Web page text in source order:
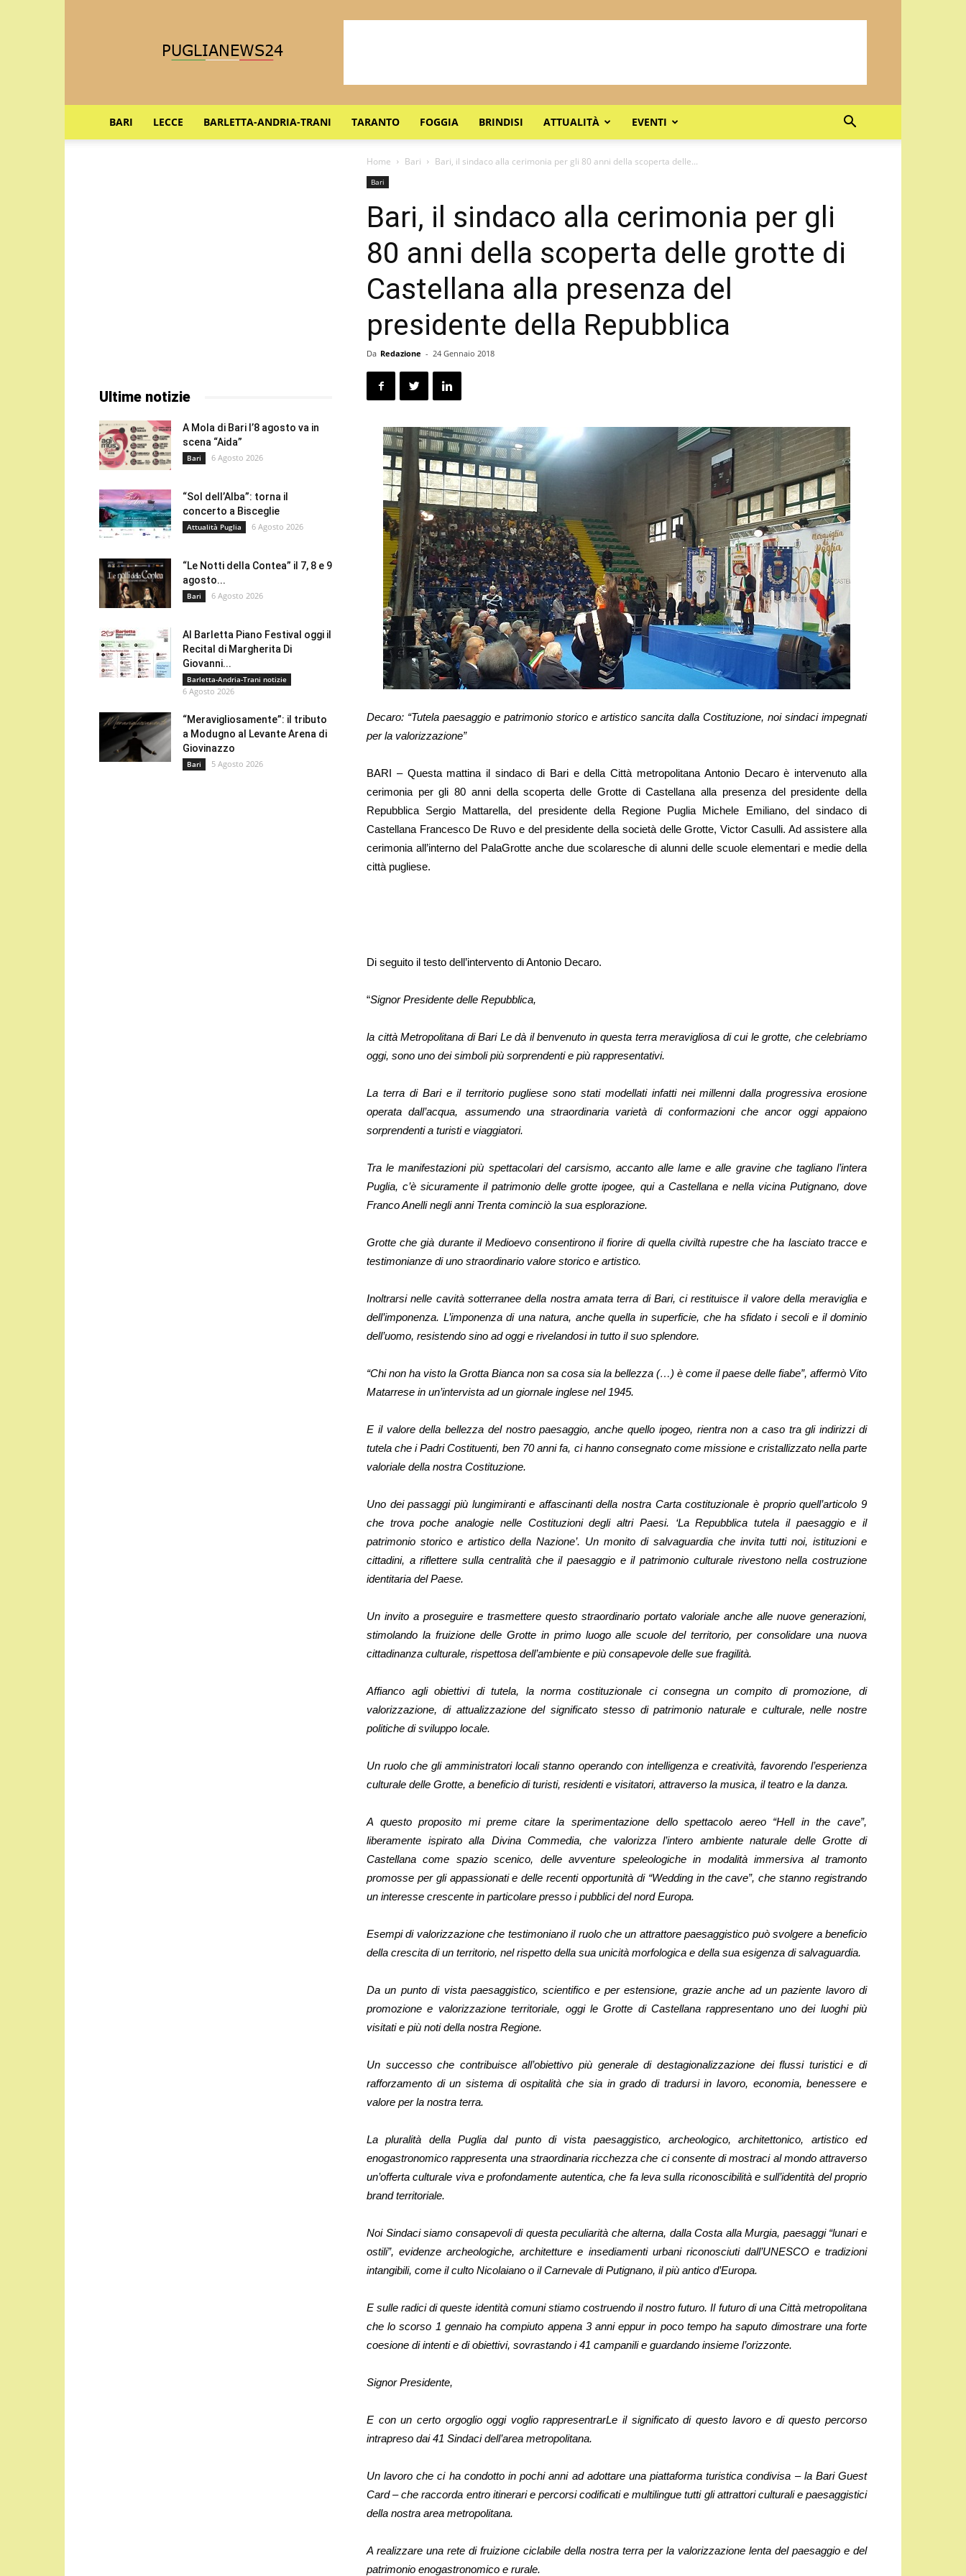
BARI LECCE BARLETTA-ANDRIA-TRANI TARANTO FOGGIA BRINDISI ATTUALITÀ EVENTI
Home Bari Bari, il sindaco alla cerimonia per gli 80 anni della scoperta delle...
Bari
Bari, il sindaco alla cerimonia per gli
80 anni della scoperta delle grotte di
Castellana alla presenza del
presidente della Repubblica
Da Redazione - 24 Gennaio 2018
Decaro: “Tutela paesaggio e patrimonio storico e artistico sancita dalla Costituzione, noi sindaci impegnati
per la valorizzazione”
BARI – Questa mattina il sindaco di Bari e della Città metropolitana Antonio Decaro è intervenuto alla
cerimonia per gli 80 anni della scoperta delle Grotte di Castellana alla presenza del presidente della
Repubblica Sergio Mattarella, del presidente della Regione Puglia Michele Emiliano, del sindaco di
Castellana Francesco De Ruvo e del presidente della società delle Grotte, Victor Casulli. Ad assistere alla
cerimonia all’interno del PalaGrotte anche due scolaresche di alunni delle scuole elementari e medie della
città pugliese.
Di seguito il testo dell’intervento di Antonio Decaro.
“Signor Presidente delle Repubblica,
la città Metropolitana di Bari Le dà il benvenuto in questa terra meravigliosa di cui le grotte, che celebriamo
oggi, sono uno dei simboli più sorprendenti e più rappresentativi.
La terra di Bari e il territorio pugliese sono stati modellati infatti nei millenni dalla progressiva erosione
operata dall’acqua, assumendo una straordinaria varietà di conformazioni che ancor oggi appaiono
sorprendenti a turisti e viaggiatori.
Tra le manifestazioni più spettacolari del carsismo, accanto alle lame e alle gravine che tagliano l’intera
Puglia, c’è sicuramente il patrimonio delle grotte ipogee, qui a Castellana e nella vicina Putignano, dove
Franco Anelli negli anni Trenta cominciò la sua esplorazione.
Grotte che già durante il Medioevo consentirono il fiorire di quella civiltà rupestre che ha lasciato tracce e
testimonianze di uno straordinario valore storico e artistico.
Inoltrarsi nelle cavità sotterranee della nostra amata terra di Bari, ci restituisce il valore della meraviglia e
dell’imponenza. L’imponenza di una natura, anche quella in superficie, che ha sfidato i secoli e il dominio
dell’uomo, resistendo sino ad oggi e rivelandosi in tutto il suo splendore.
“Chi non ha visto la Grotta Bianca non sa cosa sia la bellezza (…) è come il paese delle fiabe”, affermò Vito
Matarrese in un’intervista ad un giornale inglese nel 1945.
E il valore della bellezza del nostro paesaggio, anche quello ipogeo, rientra non a caso tra gli indirizzi di
tutela che i Padri Costituenti, ben 70 anni fa, ci hanno consegnato come missione e cristallizzato nella parte
valoriale della nostra Costituzione.
Uno dei passaggi più lungimiranti e affascinanti della nostra Carta costituzionale è proprio quell’articolo 9
che trova poche analogie nelle Costituzioni degli altri Paesi. ‘La Repubblica tutela il paesaggio e il
patrimonio storico e artistico della Nazione’. Un monito di salvaguardia che invita tutti noi, istituzioni e
cittadini, a riflettere sulla centralità che il paesaggio e il patrimonio culturale rivestono nella costruzione
identitaria del Paese.
Un invito a proseguire e trasmettere questo straordinario portato valoriale anche alle nuove generazioni,
stimolando la fruizione delle Grotte in primo luogo alle scuole del territorio, per consolidare una nuova
cittadinanza culturale, rispettosa dell’ambiente e più consapevole delle sue fragilità.
Affianco agli obiettivi di tutela, la norma costituzionale ci consegna un compito di promozione, di
valorizzazione, di attualizzazione del significato stesso di patrimonio naturale e culturale, nelle nostre
politiche di sviluppo locale.
Un ruolo che gli amministratori locali stanno operando con intelligenza e creatività, favorendo l’esperienza
culturale delle Grotte, a beneficio di turisti, residenti e visitatori, attraverso la musica, il teatro e la danza.
A questo proposito mi preme citare la sperimentazione dello spettacolo aereo “Hell in the cave”,
liberamente ispirato alla Divina Commedia, che valorizza l’intero ambiente naturale delle Grotte di
Castellana come spazio scenico, delle avventure speleologiche in modalità immersiva al tramonto
promosse per gli appassionati e delle recenti opportunità di “Wedding in the cave”, che stanno registrando
un interesse crescente in particolare presso i pubblici del nord Europa.
Esempi di valorizzazione che testimoniano il ruolo che un attrattore paesaggistico può svolgere a beneficio
della crescita di un territorio, nel rispetto della sua unicità morfologica e della sua esigenza di salvaguardia.
Da un punto di vista paesaggistico, scientifico e per estensione, grazie anche ad un paziente lavoro di
promozione e valorizzazione territoriale, oggi le Grotte di Castellana rappresentano uno dei luoghi più
visitati e più noti della nostra Regione.
Un successo che contribuisce all’obiettivo più generale di destagionalizzazione dei flussi turistici e di
rafforzamento di un sistema di ospitalità che sia in grado di tradursi in lavoro, economia, benessere e
valore per la nostra terra.
La pluralità della Puglia dal punto di vista paesaggistico, archeologico, architettonico, artistico ed
enogastronomico rappresenta una straordinaria ricchezza che ci consente di mostraci al mondo attraverso
un’offerta culturale viva e profondamente autentica, che fa leva sulla riconoscibilità e sull’identità del proprio
brand territoriale.
Noi Sindaci siamo consapevoli di questa peculiarità che alterna, dalla Costa alla Murgia, paesaggi “lunari e
ostili”, evidenze archeologiche, architetture e insediamenti urbani riconosciuti dall’UNESCO e tradizioni
intangibili, come il culto Nicolaiano o il Carnevale di Putignano, il più antico d’Europa.
E sulle radici di queste identità comuni stiamo costruendo il nostro futuro. Il futuro di una Città metropolitana
che lo scorso 1 gennaio ha compiuto appena 3 anni eppur in poco tempo ha saputo dimostrare una forte
coesione di intenti e di obiettivi, sovrastando i 41 campanili e guardando insieme l’orizzonte.
Signor Presidente,
E con un certo orgoglio oggi voglio rappresentrarLe il significato di questo lavoro e di questo percorso
intrapreso dai 41 Sindaci dell’area metropolitana.
Un lavoro che ci ha condotto in pochi anni ad adottare una piattaforma turistica condivisa – la Bari Guest
Card – che raccorda entro itinerari e percorsi codificati e multilingue tutti gli attrattori culturali e paesaggistici
della nostra area metropolitana.
A realizzare una rete di fruizione ciclabile della nostra terra per la valorizzazione lenta del paesaggio e del
patrimonio enogastronomico e rurale.
Ultime notizie
A Mola di Bari l’8 agosto va in
scena “Aida”
Bari 6 Agosto 2026
“Sol dell’Alba”: torna il
concerto a Bisceglie
Attualità Puglia 6 Agosto 2026
“Le Notti della Contea” il 7, 8 e 9
agosto...
Bari 6 Agosto 2026
Al Barletta Piano Festival oggi il
Recital di Margherita Di
Giovanni...
Barletta-Andria-Trani notizie
6 Agosto 2026
“Meravigliosamente”: il tributo
a Modugno al Levante Arena di
Giovinazzo
Bari 5 Agosto 2026